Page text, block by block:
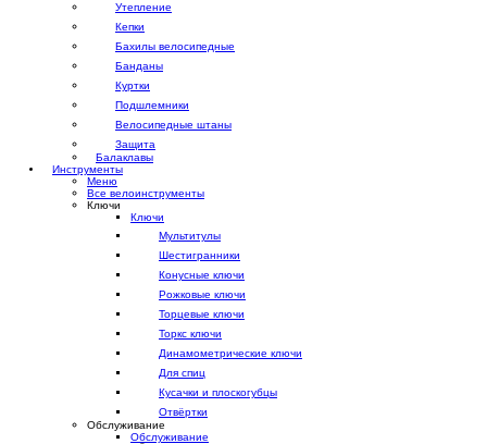
Утепление
Кепки
Бахилы велосипедные
Банданы
Куртки
Подшлемники
Велосипедные штаны
Защита
Балаклавы
Инструменты
Меню
Все велоинструменты
Ключи
Ключи
Мультитулы
Шестигранники
Конусные ключи
Рожковые ключи
Торцевые ключи
Торкс ключи
Динамометрические ключи
Для спиц
Кусачки и плоскогубцы
Отвёртки
Обслуживание
Обслуживание